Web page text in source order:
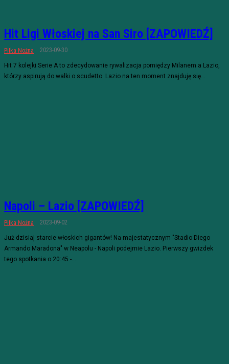
Hit Ligi Włoskiej na San Siro [ZAPOWIEDŹ]
Piłka Nożna 2023-09-30
Hit 7 kolejki Serie A to zdecydowanie rywalizacja pomiędzy Milanem a Lazio,
którzy aspirują do walki o scudetto. Lazio na ten moment znajduję się...
Napoli – Lazio [ZAPOWIEDŹ]
Piłka Nożna 2023-09-02
Już dzisiaj starcie włoskich gigantów! Na majestatycznym "Stadio Diego
Armando Maradona" w Neapolu - Napoli podejmie Lazio. Pierwszy gwizdek
tego spotkania o 20:45 -...